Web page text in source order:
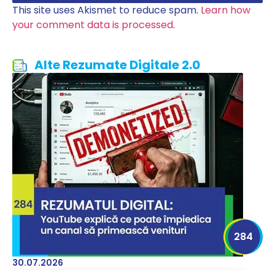
This site uses Akismet to reduce spam. Learn how
your comment data is processed.
Alte Rezumate Digitale 2.0
30.07.2026
284